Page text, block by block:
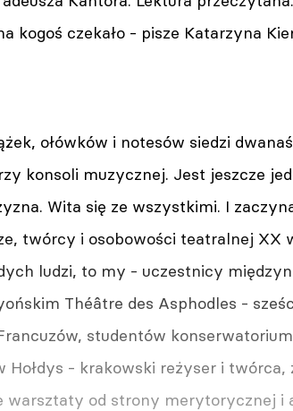
kogoś czekało - pisze Katarzyna
ołówków i notesów siedzi
konsoli muzycznej. Jest jeszcze
Wita się ze wszystkimi. I
twórcy i osobowości teatralnej XX
ludzi, to my - uczestnicy
Théâtre des Asphodles -
studentów
Hołdys - krakowski reżyser i twórca,
warsztaty od strony merytorycznej i